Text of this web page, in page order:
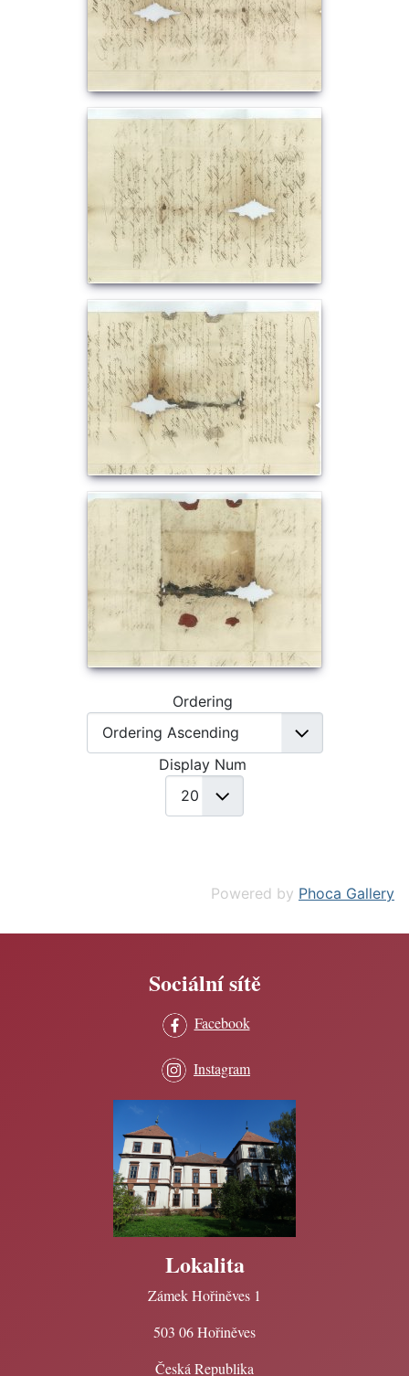
Ordering
Display Num
Powered by Phoca Gallery
Sociální sítě
Facebook
Instagram
Lokalita
Zámek Hořiněves 1
503 06 Hořiněves
Česká Republika